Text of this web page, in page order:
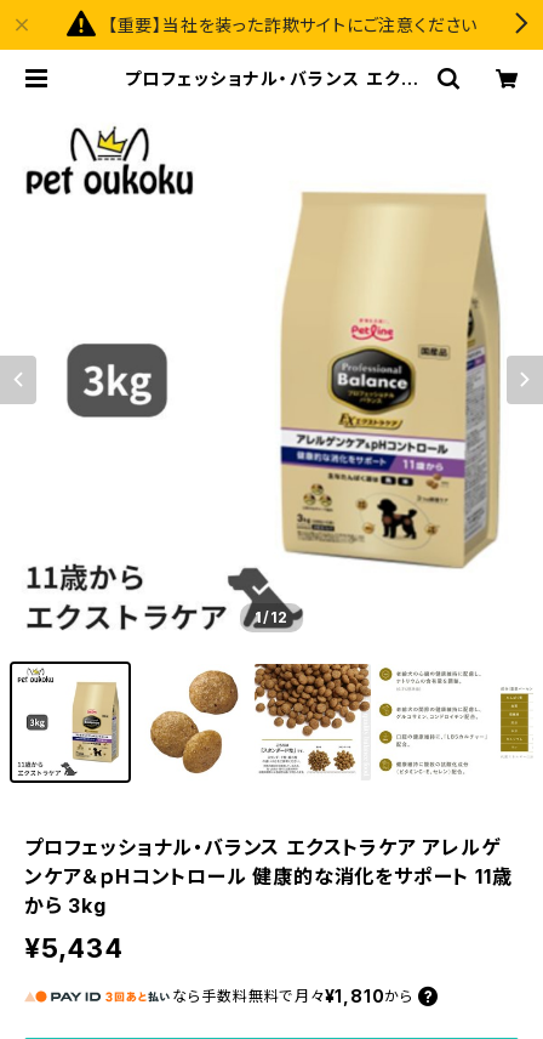
【重要】当社を装った詐欺サイトにご注意ください
プロフェッショナル・バランス エクス
から 3kg | pet oukoku premium
1/12
プロフェッショナル・バランス エクストラケア アレルゲ
ンケア＆ｐHコントロール 健康的な消化をサポート 11歳
から 3kg
¥5,434
なら 手数料無料で 月々¥1,810から